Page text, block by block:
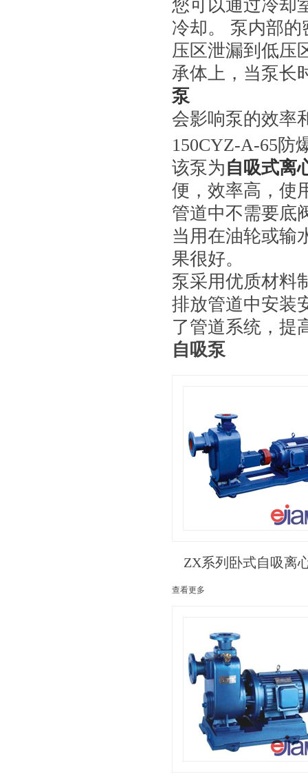
您可以通过冷却
冷却。 泵内部
压区泄漏到低压
承体上，当泵长
泵
会影响泵的效率
150CYZ-A-65防
该泵为自吸式离
便，效率高，使
管道中不需要底
当用在油轮或输
果很好。
泵采用优质材料
排放管道中安装
了管道系统，提
自吸泵
ZX系列卧式自吸离
查看更多